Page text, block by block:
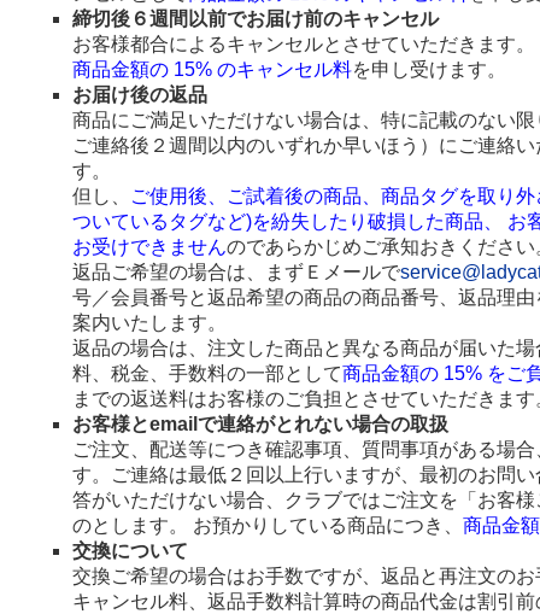
締切後６週間以前でお届け前のキャンセル
お客様都合によるキャンセルとさせていただきます。
商品金額の 15% のキャンセル料を申し受けます。
お届け後の返品
商品にご満足いただけない場合は、特に記載のない
ご連絡後２週間以内のいずれか早いほう）にご連絡
す。
但し、
ご使用後、ご試着後の商品、商品タグを取り
ついているタグなど)を紛失したり破損した商品、
お受けできませんのであらかじめご承知おきください
返品ご希望の場合は、まずＥメールで
号／会員番号と返品希望の商品の商品番号、返品理
案内いたします。
返品の場合は、注文した商品と異なる商品が届いた
料、税金、手数料の一部として商品金額の 15% をご
までの返送料はお客様のご負担とさせていただきます
お客様とemailで連絡がとれない場合の取扱
ご注文、配送等につき確認事項、質問事項がある場
す。ご連絡は最低２回以上行いますが、最初のお問
答がいただけない場合、クラブではご注文を「お客
のとします。 お預かりしている商品につき、 商品金
交換について
交換ご希望の場合はお手数ですが、返品と再注文の
キャンセル料、返品手数料計算時の商品代金は割引